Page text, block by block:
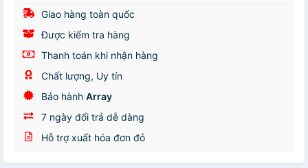
Giao hàng toàn quốc
Được kiểm tra hàng
Thanh toán khi nhận hàng
Chất lượng, Uy tín
Bảo hành Array
7 ngày đổi trả dễ dàng
Hỗ trợ xuất hóa đơn đỏ